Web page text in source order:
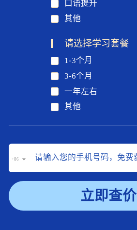
口语提升
其他
请选择学习套餐
1-3个月
3-6个月
一年左右
其他
+86
立即查价